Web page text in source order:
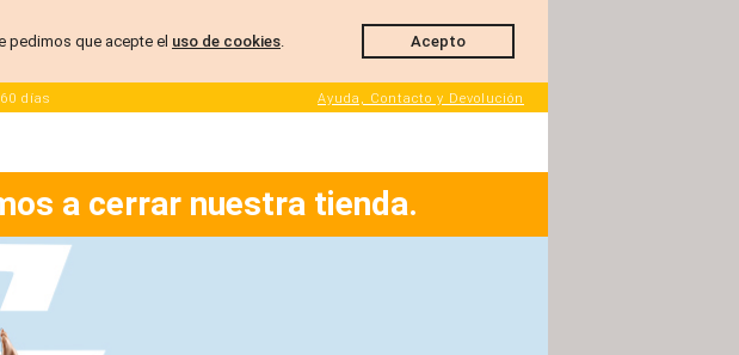
a cerrar nuestra tienda.
días Ayuda, Contacto y Devolución
pedimos que acepte el uso de cookies. Acepto